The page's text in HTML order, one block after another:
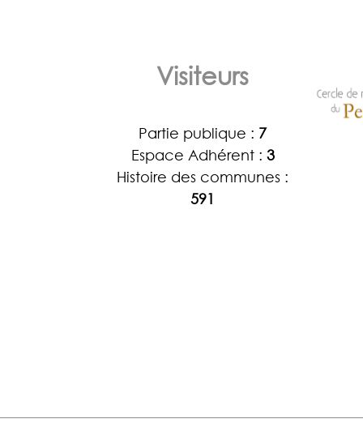
Visiteurs
Partie publique : 7
Espace Adhérent : 3
Histoire des communes :
591